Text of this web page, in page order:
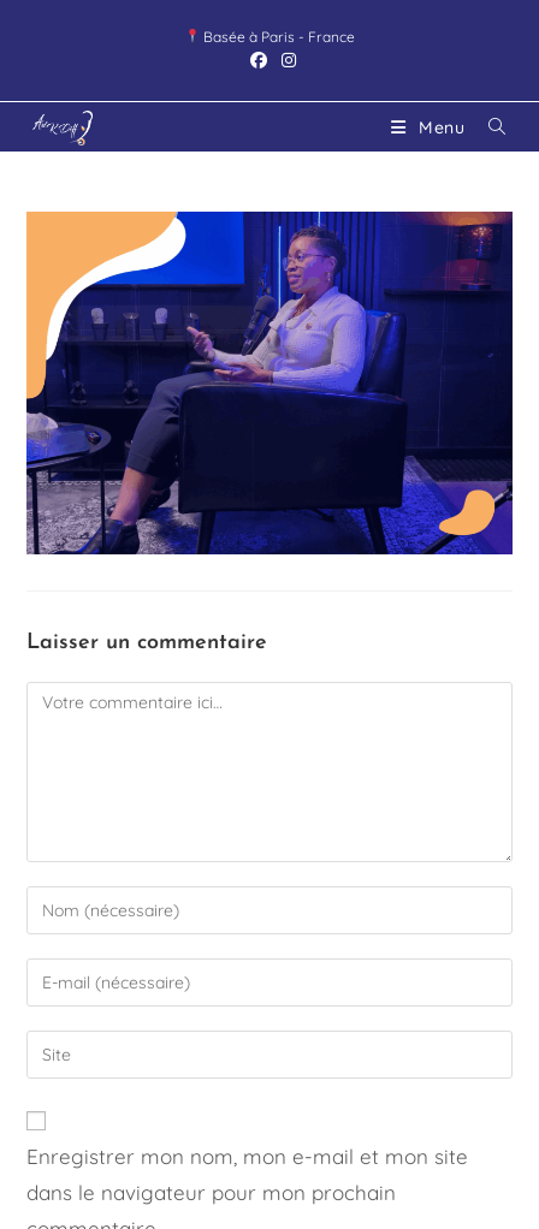
Basée à Paris - France
Menu
Laisser un commentaire
Enregistrer mon nom, mon e-mail et mon site
dans le navigateur pour mon prochain